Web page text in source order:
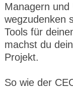
Managern
wegzudenken
Tools für
machst du
Projekt.
So wie der